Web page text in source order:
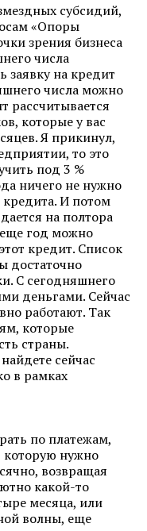
субсидий,
«Опоры
зрения бизнеса
числа
заявку на кредит
числа можно
рассчитывается
которые у вас
Я прикинул,
то это
под 3 %
ничего не нужно
кредита. И потом
на полтора
год можно
кредит. Список
достаточно
С сегодняшнего
деньгами. Сейчас
работают. Так
которые
страны.
сейчас
в рамках
по платежам,
которую нужно
возвращая
какой-то
месяца, или
волны, еще